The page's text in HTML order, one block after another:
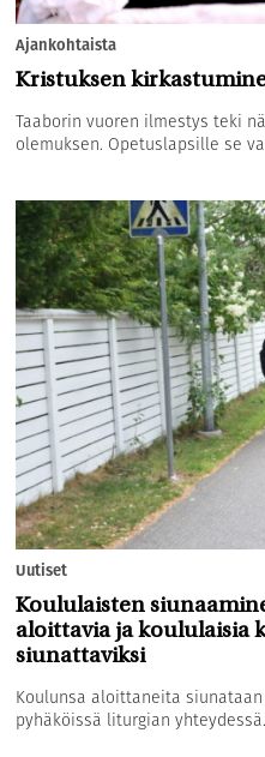
Ajankohtaista
Kristuksen
Taaborin vuoren ilmestys teki
olemuksen. Opetuslapsille se
Uutiset
Koululaisten
aloittavia ja koululaisia
siunattaviksi
Koulunsa aloittaneita
pyhäköissä liturgian